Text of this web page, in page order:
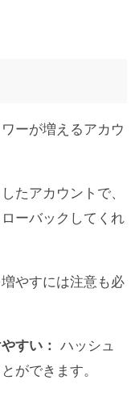
ーが増えるアカウ
たアカウントで、
ーバックしてくれ
やすには注意も必
すい： ハッシュ
ができます。